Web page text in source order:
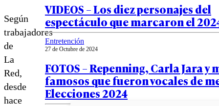
Según
trabajadores
de
La
Red,
desde
hace
VIDEOS – Los diez personajes del
espectáculo que marcaron el
Entretención
27 de Octubre de 2024
FOTOS – Repenning, Carla Jara y
famosos que fueron vocales de
Elecciones 2024